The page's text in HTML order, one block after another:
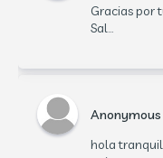
Gracias por
Sal...
Anonymous
hola